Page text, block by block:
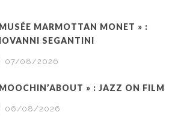
MARMOTTAN MONET » :
SEGANTINI
07/08/2026
» : JAZZ ON FILM
06/08/2026